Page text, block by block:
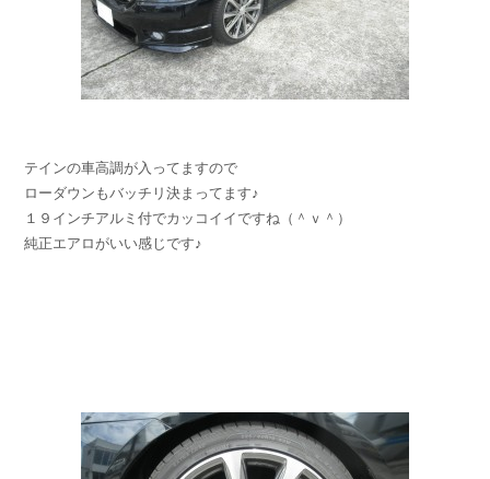
テインの車高調が入ってますので
ローダウンもバッチリ決まってます♪
１９インチアルミ付でカッコイイですね（＾ｖ＾）
純正エアロがいい感じです♪